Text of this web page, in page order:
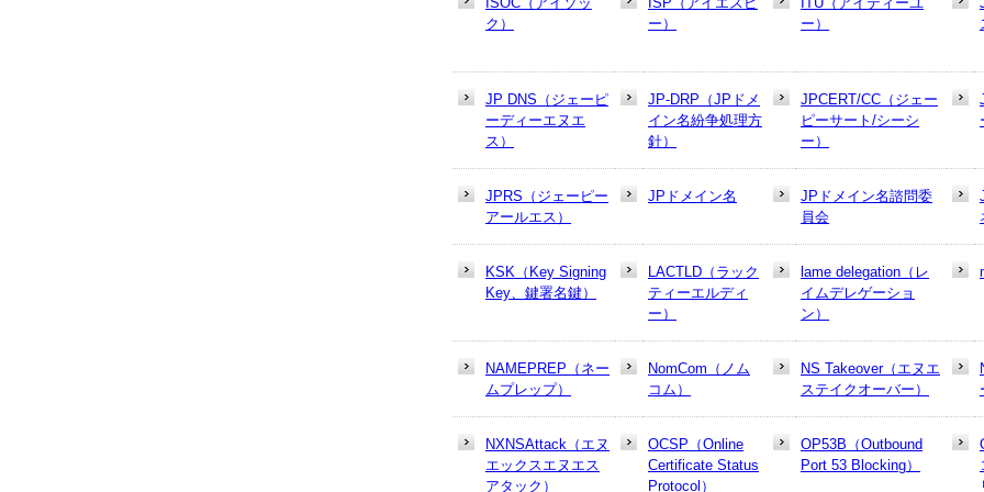
ク）
ー）
ー）
JP DNS（ジェーピ
ーディーエヌエ
ス）
JP-DRP（JPドメ
イン名紛争処理方
針）
JPCERT/CC（ジェー
ピーサート/シーシ
ー）
JPRS（ジェーピー
アールエス）
JPドメイン名
JPドメイン名諮問委
員会
KSK（Key Signing
Key、鍵署名鍵）
LACTLD（ラック
ティーエルディ
ー）
lame delegation（レ
イムデレゲーショ
ン）
NAMEPREP（ネー
ムプレップ）
NomCom（ノム
コム）
NS Takeover（エヌエ
ステイクオーバー）
NXNSAttack（エヌ
エックスエヌエス
アタック）
OCSP（Online
Certificate Status
Protocol）
OP53B（Outbound
Port 53 Blocking）